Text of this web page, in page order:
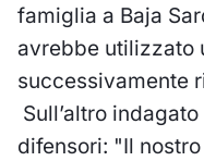
famiglia a Baja
avrebbe utilizzato
successivamente
Sull’altro
difensori: "Il